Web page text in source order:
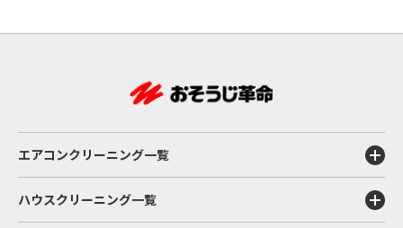
エアコンクリーニング一覧
ハウスクリーニング一覧